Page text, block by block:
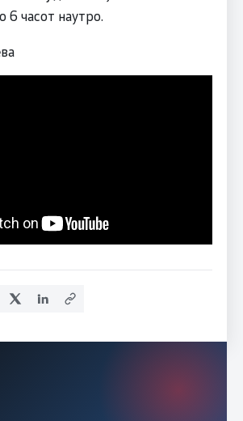
6 часот наутро.